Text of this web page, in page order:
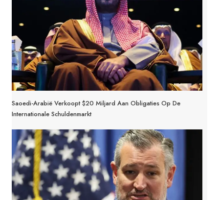
Saoedi-Arabië Verkoopt $20 Miljard Aan Obligaties Op De
Internationale Schuldenmarkt